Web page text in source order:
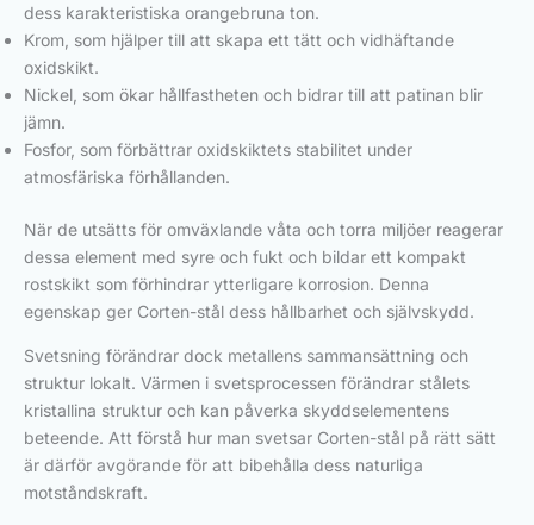
dess karakteristiska orangebruna ton.
Krom, som hjälper till att skapa ett tätt och vidhäftande
oxidskikt.
Nickel, som ökar hållfastheten och bidrar till att patinan blir
jämn.
Fosfor, som förbättrar oxidskiktets stabilitet under
atmosfäriska förhållanden.
När de utsätts för omväxlande våta och torra miljöer reagerar
dessa element med syre och fukt och bildar ett kompakt
rostskikt som förhindrar ytterligare korrosion. Denna
egenskap ger Corten-stål dess hållbarhet och självskydd.
Svetsning förändrar dock metallens sammansättning och
struktur lokalt. Värmen i svetsprocessen förändrar stålets
kristallina struktur och kan påverka skyddselementens
beteende. Att förstå hur man svetsar Corten-stål på rätt sätt
är därför avgörande för att bibehålla dess naturliga
motståndskraft.